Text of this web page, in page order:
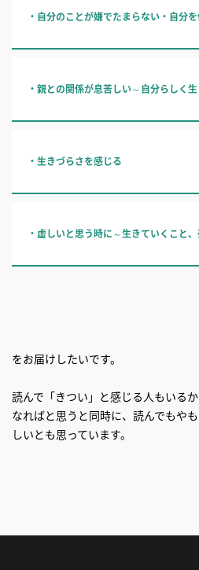
・自分のことが嫌でたまらない・自分
・親との関係が息苦しい～自分らしく
・生きづらさを感じる
・虚しいと思う時に～生きていくこと
をお届けしたいです。
読んで「きつい」と感じる人もいる
なればと思うと同時に、読んでもや
しいとも思っています。